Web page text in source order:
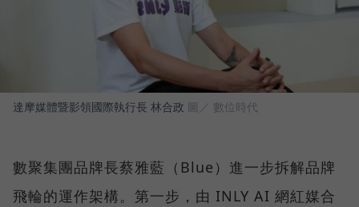
達摩媒體暨影領國際執行長 林合政 圖／ 數位時代
數聚集團品牌長蔡雅藍（Blue）進一步拆解品牌
飛輪的運作架構。第一步，由 INLY AI 網紅媒合